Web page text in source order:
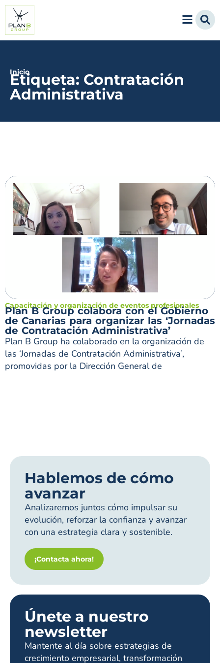
Inicio
Etiqueta: Contratación
Administrativa
Capacitación y organización de eventos profesionales
Plan B Group colabora con el Gobierno
de Canarias para organizar las ‘Jornadas
de Contratación Administrativa’
Plan B Group ha colaborado en la organización de
las ‘Jornadas de Contratación Administrativa’,
promovidas por la Dirección General de
Hablemos de cómo
avanzar
Analizaremos juntos cómo impulsar su
evolución, reforzar la confianza y avanzar
con una estrategia clara y sostenible.
¡Contacta ahora!
Únete a nuestro
newsletter
Mantente al día sobre estrategias de
crecimiento empresarial, transformación